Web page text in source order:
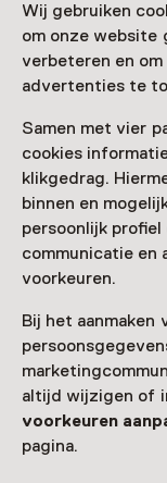
Wij gebruiken
om onze website
verbeteren en
advertenties te
Samen met vier
cookies
klikgedrag.
binnen en
persoonlijk
communicatie en
voorkeuren.
Bij het aanmaken
altijd wijzigen of
voorkeuren
pagina.
Deze activiteit
meer aan
Bekijk alle
Datum
28 februari 2026
Toon
Locatie
POST Nijmegen
van
6512 AT
Route plannen
Vandaag open
Meer